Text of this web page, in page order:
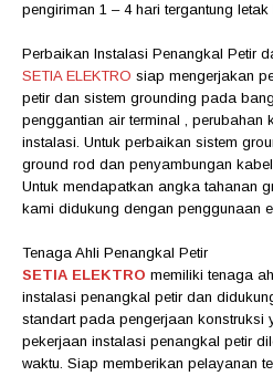
pengiriman 1 – 4 hari tergantung
Perbaikan Instalasi Penangkal Petir
SETIA ELEKTRO siap mengerjakan
petir dan sistem grounding pada
penggantian air terminal , perubahan
instalasi. Untuk perbaikan sistem
ground rod dan penyambungan
Untuk mendapatkan angka tahanan
kami didukung dengan penggunaan
Tenaga Ahli Penangkal Petir
SETIA ELEKTRO memiliki tenaga
instalasi penangkal petir dan
standart pada pengerjaan konstruksi
pekerjaan instalasi penangkal petir
waktu. Siap memberikan pelayanan